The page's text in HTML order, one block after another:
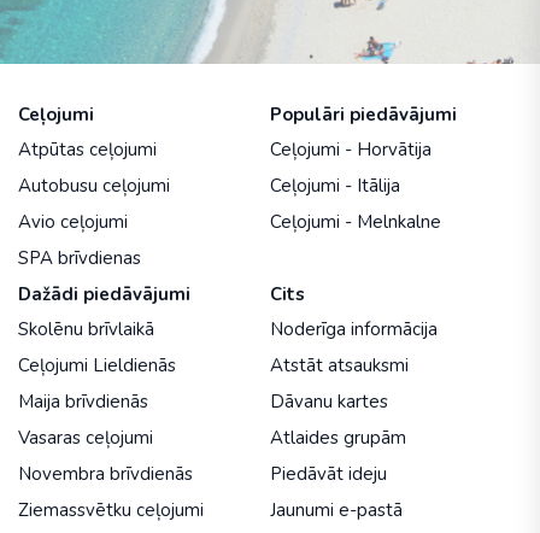
Ceļojumi
Atpūtas ceļojumi
Autobusu ceļojumi
Avio ceļojumi
SPA brīvdienas
Populāri piedāvājumi
Ceļojumi - Horvātija
Ceļojumi - Itālija
Ceļojumi - Melnkalne
Dažādi piedāvājumi
Skolēnu brīvlaikā
Ceļojumi Lieldienās
Maija brīvdienās
Vasaras ceļojumi
Novembra brīvdienās
Ziemassvētku ceļojumi
Cits
Noderīga informācija
Atstāt atsauksmi
Dāvanu kartes
Atlaides grupām
Piedāvāt ideju
Jaunumi e-pastā